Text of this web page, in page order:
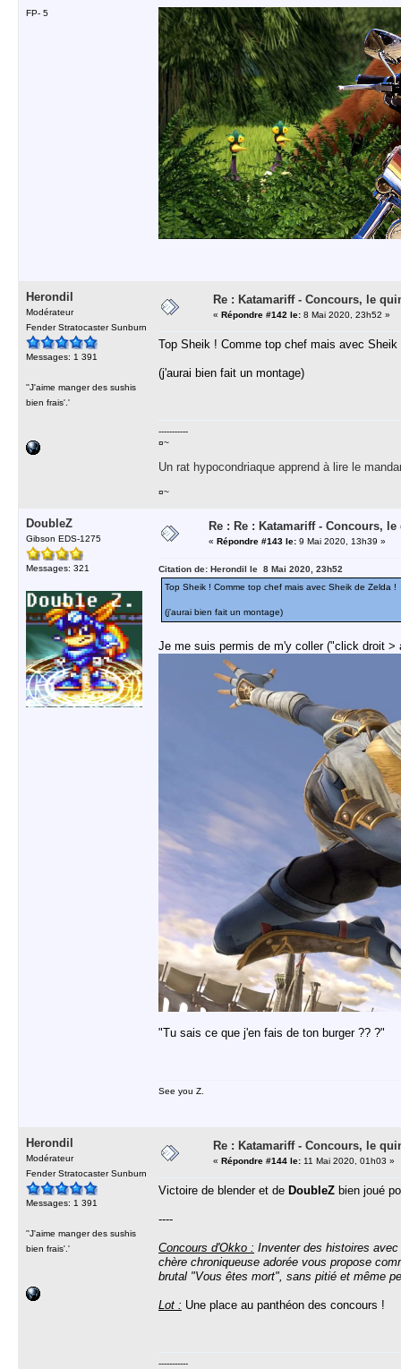
FP- 5
Herondil
Modérateur
Fender Stratocaster Sunburn
Messages: 1 391
''J'aime manger des sushis
bien frais'.'
Re : Katamariff - Concours, le
« Répondre #142 le: 8 Mai 2020, 23h52 »
Top Sheik ! Comme top chef mais avec Sheik
(j'aurai bien fait un montage)
-----------
¤~
Un rat hypocondriaque apprend à lire le
¤~
DoubleZ
Gibson EDS-1275
Messages: 321
Re : Re : Katamariff - Concours,
« Répondre #143 le: 9 Mai 2020, 13h39 »
Citation de: Herondil le 8 Mai 2020, 23h52
Top Sheik ! Comme top chef mais avec Sheik de Zelda !
(j'aurai bien fait un montage)
Je me suis permis de m'y coller ("click droit >
"Tu sais ce que j'en fais de ton burger ?? ?"
See you Z.
Herondil
Modérateur
Fender Stratocaster Sunburn
Messages: 1 391
''J'aime manger des sushis
bien frais'.'
Re : Katamariff - Concours, le
« Répondre #144 le: 11 Mai 2020, 01h03 »
Victoire de blender et de DoubleZ bien joué
----
Concours d'Okko : Inventer des histoires
chère chroniqueuse adorée vous propose
brutal "Vous êtes mort", sans pitié et même
Lot : Une place au panthéon des concours !
-----------